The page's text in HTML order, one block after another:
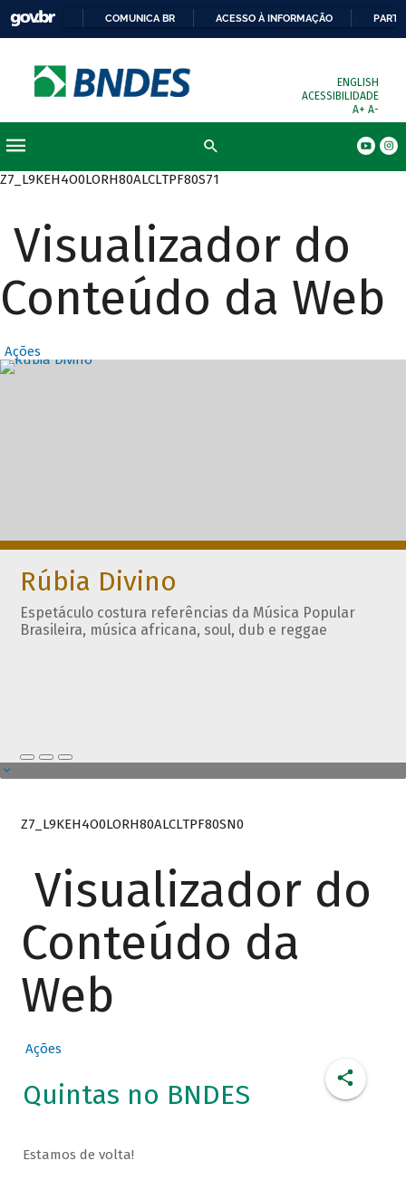
COMUNICA BR ACESSO À INFORMAÇÃO
ENGLISH
ACESSIBILIDADE
A+ A-
Z7_L9KEH4O0LORH80ALCLTPF80S71
Visualizador do
Conteúdo da Web
Ações
Destaques
Rúbia Divino
Espetáculo costura referências da Música Popular
Brasileira, música africana, soul, dub e reggae
Z7_L9KEH4O0LORH80ALCLTPF80SN0
Visualizador do
Conteúdo da
Web
Ações
Quintas no BNDES
Estamos de volta!